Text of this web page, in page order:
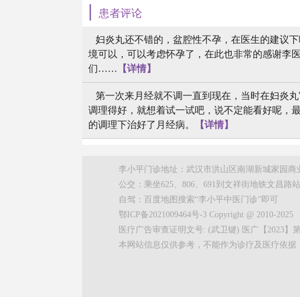
| 患者评论
妇炎丸还不错的，盆腔性不孕，在医生的建议
境可以，可以考虑怀孕了，在此也非常的感谢李
们…… 【详情】
第一次来月经就不调一直到现在，当时在妇炎
调理得好，就想着试一试吧，说不定能看好呢，
的调理下治好了月经病。
【详情】
李小平门诊地址：武汉市洪山区南湖新城家园商
公交：乘坐625、806、691到文祥街地铁文昌路
自驾：百度地图搜索“李小平中医门诊”即可
鄂ICP备2021009464号-3 Copyright @ 2010-2025
医疗广告审查证明文号: (武卫键) 医广【2023】
本网站信息仅供参考，不能作为诊疗及医疗依据